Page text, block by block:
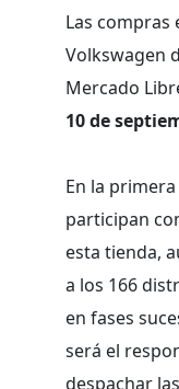
Las compras
Volkswagen
Mercado
10 de
En la
participan
esta tienda,
a los 166
en fases
será el
despachar